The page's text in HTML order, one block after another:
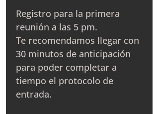
Registro para la primera
reunión a las 5 pm.
Te recomendamos llegar con
30 minutos de anticipación
para poder completar a
tiempo el protocolo de
entrada.